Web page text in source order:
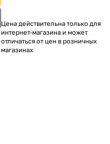
Цена действительна только для
интернет-магазина и может
отличаться от цен в розничных
магазинах